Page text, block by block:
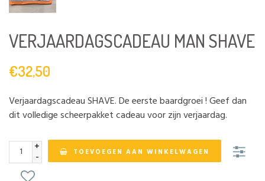
VERJAARDAGSCADEAU MAN SHAVE
€32,50
Verjaardagscadeau SHAVE. De eerste baardgroei ! Geef dan
dit volledige scheerpakket cadeau voor zijn verjaardag.
+
- TOEVOEGEN AAN WINKELWAGEN